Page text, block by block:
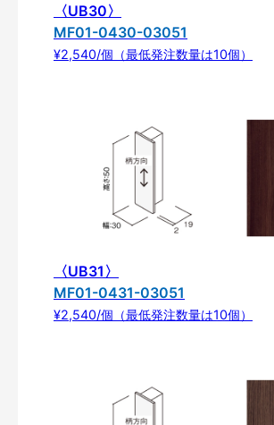
〈UB30〉
MF01-0430-03051
¥2,540/個（最低発注数量は10個）
〈UB31〉
MF01-0431-03051
¥2,540/個（最低発注数量は10個）